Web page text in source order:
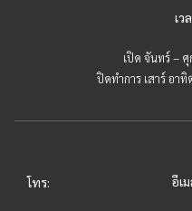
เว
เปิด จันทร์ – ศุ
ปิดทำการ เสาร์ อ
โทร: อีเ